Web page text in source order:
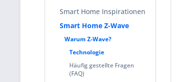
Smart Home Inspirationen
Smart Home Z-Wave
Warum Z-Wave?
Technologie
Häufig gestellte Fragen
(FAQ)